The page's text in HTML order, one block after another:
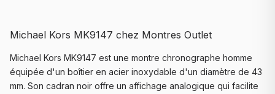
Michael Kors MK9147 chez Montres Outlet
Michael Kors MK9147 est une montre chronographe homme
équipée d'un boîtier en acier inoxydable d'un diamètre de 43
mm. Son cadran noir offre un affichage analogique qui facilite